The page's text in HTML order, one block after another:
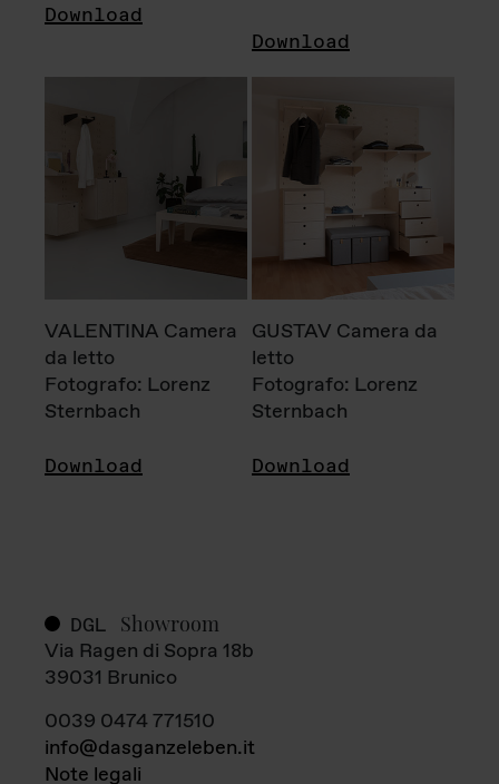
Download
Download
VALENTINA Camera
da letto
Fotografo: Lorenz
Sternbach
Download
GUSTAV Camera da
letto
Fotografo: Lorenz
Sternbach
Download
DGL Showroom
Via Ragen di Sopra 18b
39031 Brunico
0039 0474 771510
info@dasganzeleben.it
Note legali